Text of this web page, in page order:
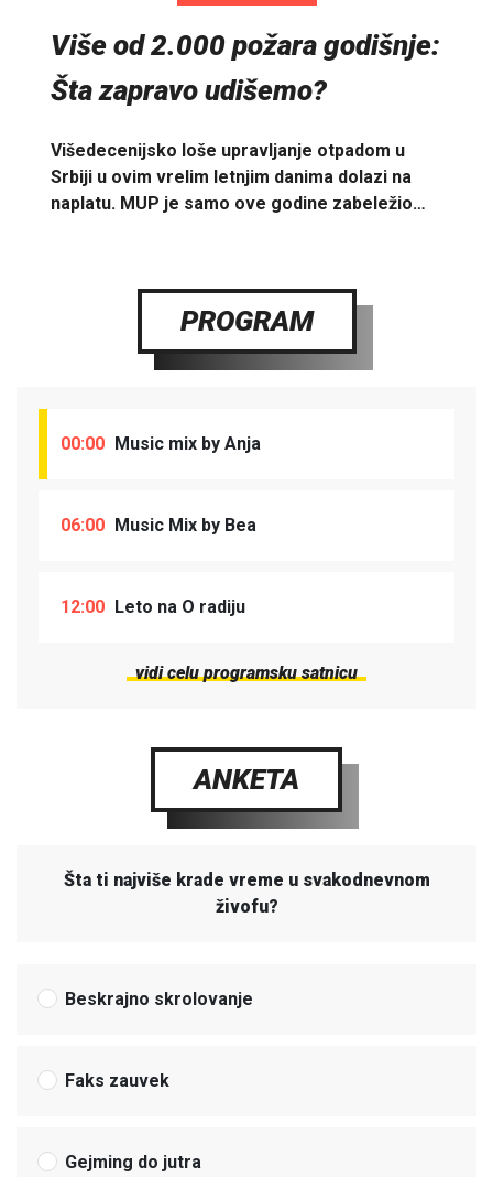
Više od 2.000 požara godišnje:
Šta zapravo udišemo?
Višedecenijsko loše upravljanje otpadom u
Srbiji u ovim vrelim letnjim danima dolazi na
naplatu. MUP je samo ove godine zabeležio…
PROGRAM
00:00 Music mix by Anja
06:00 Music Mix by Bea
12:00 Leto na O radiju
vidi celu programsku satnicu
ANKETA
Šta ti najviše krade vreme u svakodnevnom
živofu?
Beskrajno skrolovanje
Faks zauvek
Gejming do jutra